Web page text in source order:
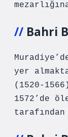
Bahri
yer
(1520-
1572’de